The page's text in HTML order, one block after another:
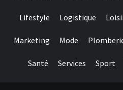
Lifestyle Logistique
Marketing Mode
Santé Services Sport